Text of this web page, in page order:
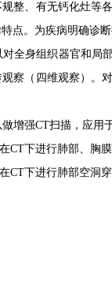
整、有无钙化灶等
点。为疾病明确诊
组织器官和局部
察（四维观察）。
强CT扫描，应用于
下进行肺部、胸膜
下进行肺部空洞穿